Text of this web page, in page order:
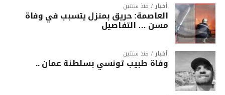
أخبار منذ سنتين
العاصمة: حريق بمنزل يتسبب في وفاة
مسن … التفاصيل
أخبار منذ سنتين
وفاة طبيب تونسي بسلطنة عمان ..